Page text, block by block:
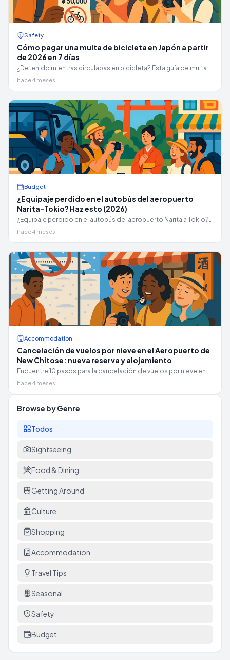
Safety
Cómo pagar una multa de bicicleta en Japón a partir
de 2026 en 7 días
¿Detenido mientras circulabas en bicicleta? Esta guía de multas
por bicicleta en Japón para 2026 explica el flujo de pago de 7
días, dónde pueden pagar los turistas y qué sucede si te vas en
avión antes.
hace 4 meses
Budget
¿Equipaje perdido en el autobús del aeropuerto
Narita-Tokio? Haz esto (2026)
¿Equipaje perdido en el autobús del aeropuerto Narita a Tokio?
Utiliza esta lista de verificación para el mismo día con llamadas
exactas, frases en japonés y números de Narita 24/7.
hace 4 meses
Accommodation
Cancelación de vuelos por nieve en el Aeropuerto de
New Chitose: nueva reserva y alojamiento
Encuentre 10 pasos para la cancelación de vuelos por nieve en el
Aeropuerto de New Chitose: prueba de seguro, nuevas
reservas/reembolsos de ANA/JAL, opciones de alojamiento y
transporte seguro a Sapporo.
hace 4 meses
Browse by Genre
Todos
Sightseeing
Food & Dining
Getting Around
Culture
Shopping
Accommodation
Travel Tips
Seasonal
Safety
Budget